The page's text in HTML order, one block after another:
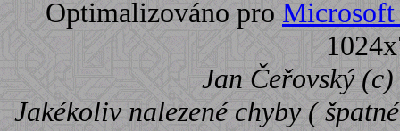
Optimalizováno pro
Jan Čeřovský
Jakékoliv nalezené chyby (